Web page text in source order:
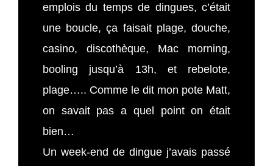
emplois du temps de dingues, c’était
une boucle, ça faisait plage, douche,
casino, discothèque, Mac morning,
booling jusqu’à 13h, et rebelote,
plage….. Comme le dit mon pote Matt,
on savait pas a quel point on était
bien…
Un week-end de dingue j’avais passé